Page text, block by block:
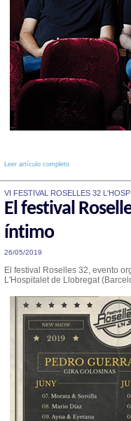
Leer artículo completo
VI FESTIVAL ROSELLES 32
El festival
íntimo
26/05/2019
El festival Roselles 32, evento
L'Hospitalet de Llobregat